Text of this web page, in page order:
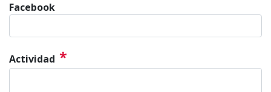
Facebook
Actividad *